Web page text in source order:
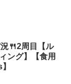
🍴2周目【ル
ング】【食用